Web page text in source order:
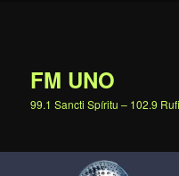
FM UNO
99.1 Sancti Spíritu – 102.9